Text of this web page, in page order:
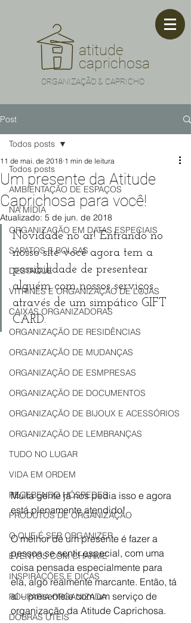
atitude
caprichosa
ORGANIZAÇÃO & CAPRICHO
Post
Todos posts
AMBIENTAÇÃO DE ESPAÇOS
NA MÍDIA
ORGANIZAÇÃO EM DATAS ESPECIAIS
SAPATOS E BOLSAS
DESTAQUE
VITRINES E ORGANIZAÇÃO DE LOJAS
CAIXAS ORGANIZADORAS
ORGANIZAÇÃO DE RESIDÊNCIAS
ORGANIZAÇÃO DE MUDANÇAS
ORGANIZAÇÃO DE ESMPRESAS
ORGANIZAÇÃO DE DOCUMENTOS
ORGANIZAÇÃO DE BIJOUX E ACESSÓRIOS
ORGANIZAÇÃO DE LEMBRANÇAS
TUDO NO LUGAR
VIDA EM ORDEM
RECEBENDO HÓSPEDES
PRODUTOS DE ORGANIZAÇÃO
O QUE É SER ORGANIZER
EVENTOS COM CHARME
INSPIRAÇÕES E DICAS
ROUPARIA ORGANIZADA
DOBRAS ÚTEIS
Todos posts
Um presente da Atitude
Caprichosa para você!
11 de mai. de 2018 1 min de leitura
Atualizado: 5 de jun. de 2018
Novidade no ar! Entrando no
nosso site você agora tem a
possibilidade de presentear
alguém com nossos serviços
através de um simpático GIFT
CARD.
Muita gente já nos pedia isso e agora
está plenamente atendido!
O melhor de um presente é fazer a
pessoa se sentir especial, com uma
coisa pensada especialmente para
ela, algo realmente marcante. Então, tá
aí – presenteie com um serviço de
organização da Atitude Caprichosa.